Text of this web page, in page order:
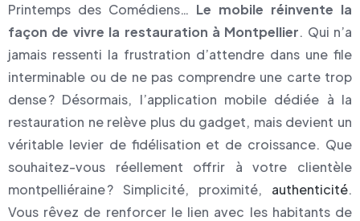
Printemps des Comédiens… Le mobile réinvente la
façon de vivre la restauration à Montpellier. Qui n’a
jamais ressenti la frustration d’attendre dans une file
interminable ou de ne pas comprendre une carte trop
dense ? Désormais, l’application mobile dédiée à la
restauration ne relève plus du gadget, mais devient un
véritable levier de fidélisation et de croissance. Que
souhaitez-vous réellement offrir à votre clientèle
montpelliéraine ? Simplicité, proximité, authenticité.
Vous rêvez de renforcer le lien avec les habitants de